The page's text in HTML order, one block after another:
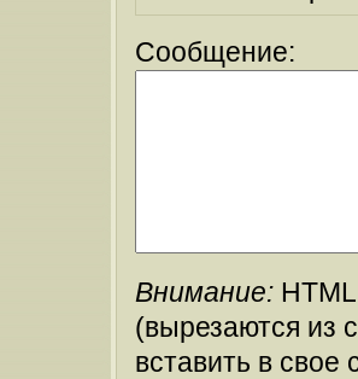
Сообщение:
Внимание:
(вырезаются из
вставить в